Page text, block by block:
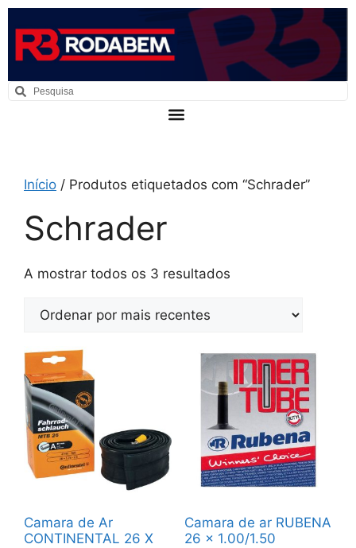
Início / Produtos etiquetados com “Schrader”
Schrader
A mostrar todos os 3 resultados
Camara de Ar
CONTINENTAL 26 X
Camara de ar RUBENA
26 x 1.00/1.50